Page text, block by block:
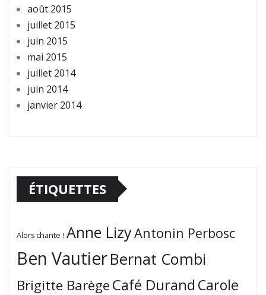
août 2015
juillet 2015
juin 2015
mai 2015
juillet 2014
juin 2014
janvier 2014
ÉTIQUETTES
Alors chante ! Anne LizyAntonin Perbosc
Ben VautierBernat Combi
Brigitte BarègeCafé Durand Carole